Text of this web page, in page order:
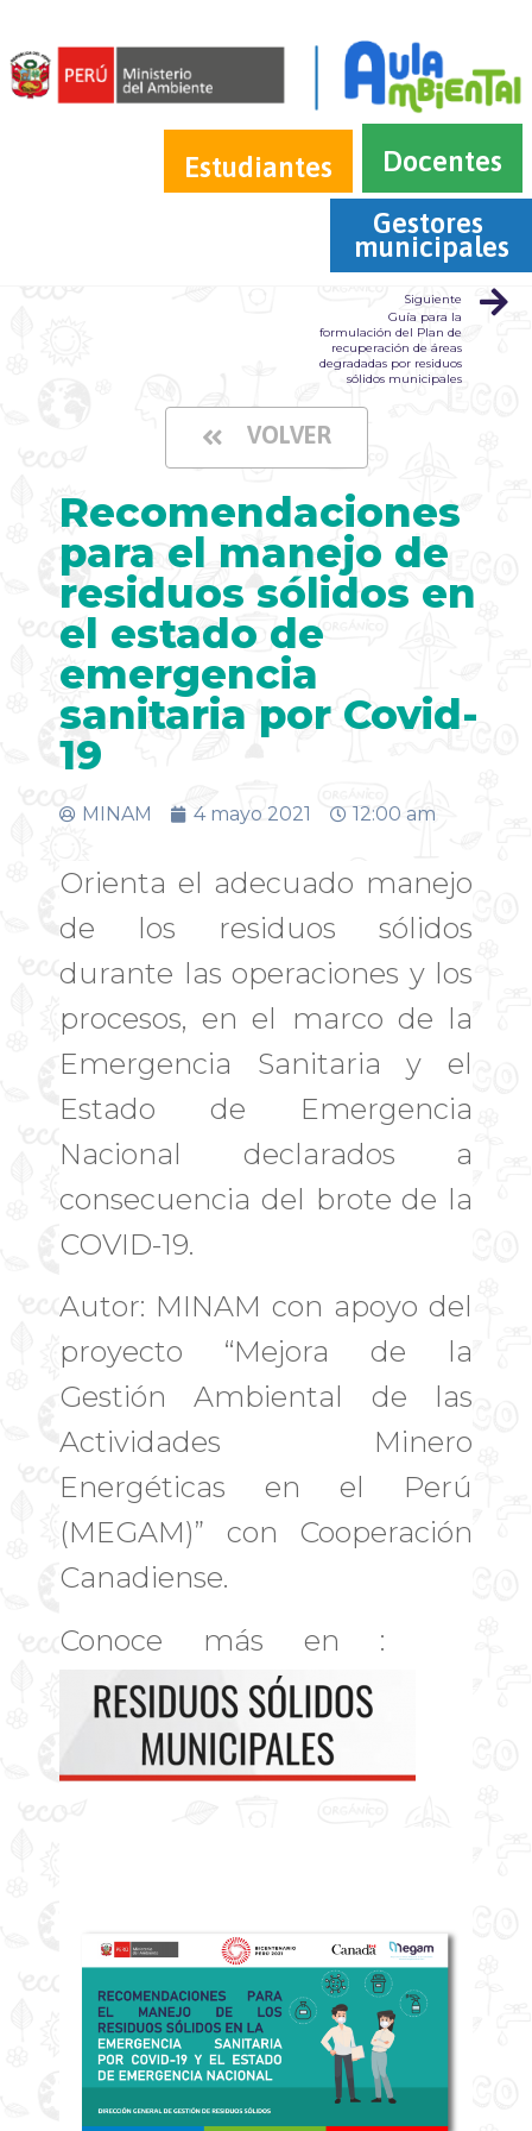
Estudiantes
Docentes
Gestores
municipales
Siguiente
Guía para la
formulación del Plan de
recuperación de áreas
degradadas por residuos
sólidos municipales
VOLVER
Recomendaciones
para el manejo de
residuos sólidos en
el estado de
emergencia
sanitaria por Covid-
19
MINAM 4 mayo 2021 12:00 am
Orienta el adecuado manejo
de los residuos sólidos
durante las operaciones y los
procesos, en el marco de la
Emergencia Sanitaria y el
Estado de Emergencia
Nacional declarados a
consecuencia del brote de la
COVID-19.
Autor: MINAM con apoyo del
proyecto “Mejora de la
Gestión Ambiental de las
Actividades Minero
Energéticas en el Perú
(MEGAM)” con Cooperación
Canadiense.
Conoce más en :